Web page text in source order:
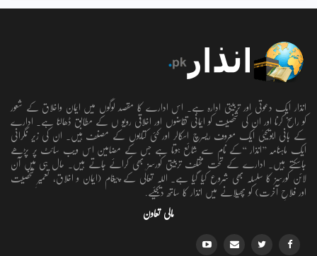
انذار ایک دعوتی اور تربیتی ادارہ ہے۔ اس ادارے کا مقصد لوگوں میں ایمان واخلاق کے شعور
کو راسخ کرنا اور ان کی شخصیت کو ایمانی تقاضوں اور اخلاقی رویو ں کے مطابق ڈھالنا ہے۔ ادارے
کے بانی ابویحییٰ ایک معروف ریسرچ اسکالر اور کئی کتابوں کے مصنف ہیں۔ ان کی زیر نگرانی
ایک ماہنامہ ’’انذار ‘‘کے نام سے شائع ہوتا ہے جس کے مضامین اس ویب سائٹ پر پڑھے
جاسکتے ہیں۔ ادارے کے تحت مختلف تربیتی کورسز بھی کرائے جاتے ہیں۔ حال ہی میں آن
لائن کورسز کا سلسلہ بھی شروع کیا گیا ہے۔ اللہ تعالٰی کے پیغام (ایمان و اخلاق، تعمیرِ شخصیت
اور فلاحِ آخرت) کو پھیلانے میں انذار کا ساتھ دیجئیے.
مالی تعاون